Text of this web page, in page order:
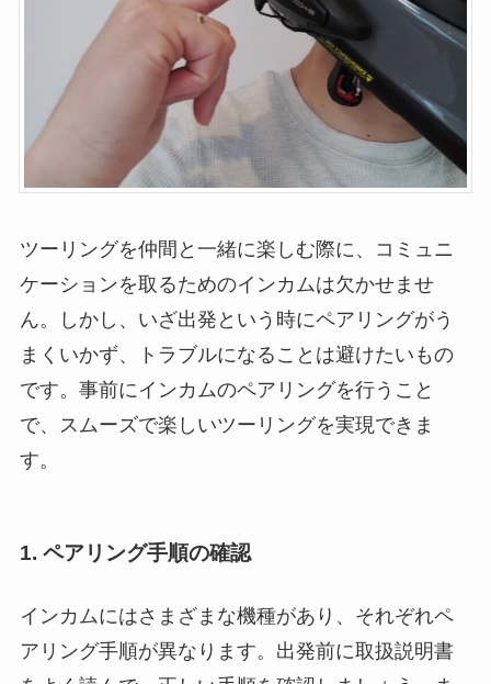
ツーリングを仲間と一緒に楽しむ際に、コミュニ
ケーションを取るためのインカムは欠かせませ
ん。しかし、いざ出発という時にペアリングがう
まくいかず、トラブルになることは避けたいもの
です。事前にインカムのペアリングを行うこと
で、スムーズで楽しいツーリングを実現できま
す。
1. ペアリング手順の確認
インカムにはさまざまな機種があり、それぞれペ
アリング手順が異なります。出発前に取扱説明書